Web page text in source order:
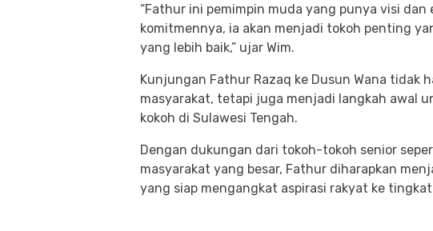
“Fathur ini pemimpin muda yang punya visi dan
komitmennya, ia akan menjadi tokoh penting
yang lebih baik,” ujar Wim.
Kunjungan Fathur Razaq ke Dusun Wana tidak
masyarakat, tetapi juga menjadi langkah awal
kokoh di Sulawesi Tengah.
Dengan dukungan dari tokoh-tokoh senior
masyarakat yang besar, Fathur diharapkan
yang siap mengangkat aspirasi rakyat ke